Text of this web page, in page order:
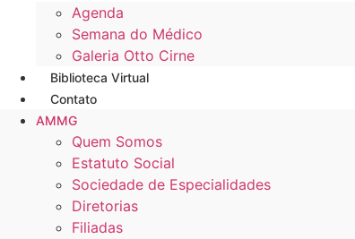
Agenda
Semana do Médico
Galeria Otto Cirne
Biblioteca Virtual
Contato
AMMG
Quem Somos
Estatuto Social
Sociedade de Especialidades
Diretorias
Filiadas